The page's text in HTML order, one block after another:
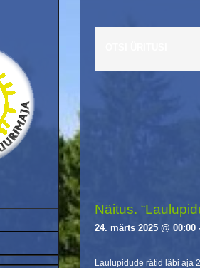
sNäitus.
24. märts 2025 @ 00:00
Laulupidude rätid läbi aja